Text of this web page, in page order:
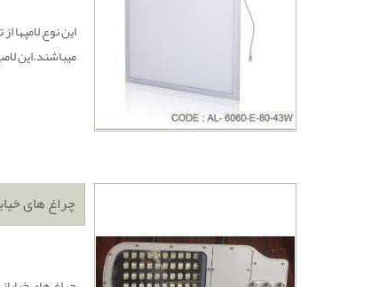
این نوع لامپها
میباشند.این
چراغ های